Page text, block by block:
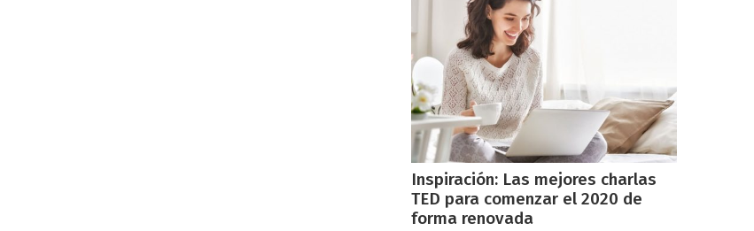
Inspiración: Las mejores charlas
TED para comenzar el 2020 de
forma renovada